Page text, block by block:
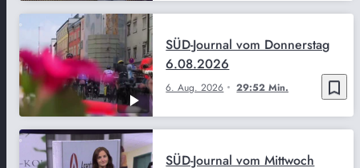
bookmark_border
6. Aug. 2026 29:52 Min.
SÜD-Journal vom Donnerstag
6.08.2026
SÜD-Journal vom Mittwoch